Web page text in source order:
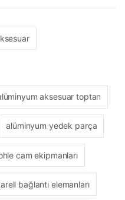
aksesuar toptan
alüminyum yedek parça
cam ekipmanları
bağlantı elemanları